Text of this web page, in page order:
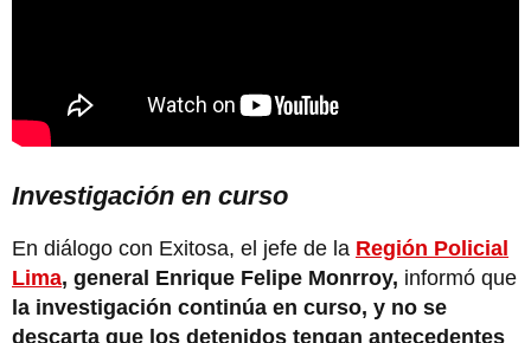
Investigación en curso
En diálogo con Exitosa, el jefe de la Región Policial
Lima, general Enrique Felipe Monrroy, informó que
la investigación continúa en curso, y no se
descarta que los detenidos tengan antecedentes